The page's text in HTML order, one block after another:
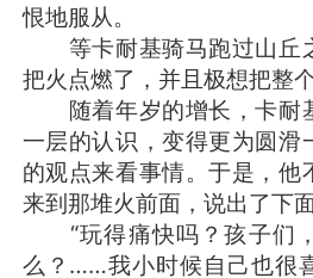
恨地服从。
等卡耐基骑马跑过山丘
把火点燃了，并且极想把整
随着年岁的增长，卡耐
一层的认识，变得更为圆滑
的观点来看事情。于是，他
来到那堆火前面，说出了下
“玩得痛快吗？孩子们
么？……我小时候自己也很